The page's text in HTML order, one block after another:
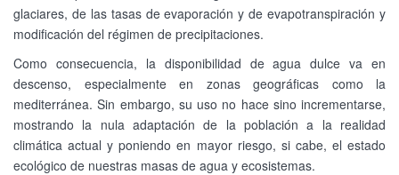
glaciares, de las tasas de evaporación y de evapotranspiración y
modificación del régimen de precipitaciones.
Como consecuencia, la disponibilidad de agua dulce va en
descenso, especialmente en zonas geográficas como la
mediterránea. Sin embargo, su uso no hace sino incrementarse,
mostrando la nula adaptación de la población a la realidad
climática actual y poniendo en mayor riesgo, si cabe, el estado
ecológico de nuestras masas de agua y ecosistemas.